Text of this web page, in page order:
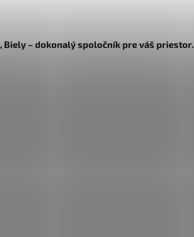
Biely – dokonalý spoločník pre váš priestor.